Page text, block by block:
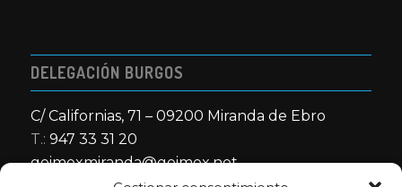
DELEGACIÓN BURGOS
C/ Californias, 71 – 09200 Miranda de Ebro
T.: 947 33 31 20
geimexmiranda@geimex.net